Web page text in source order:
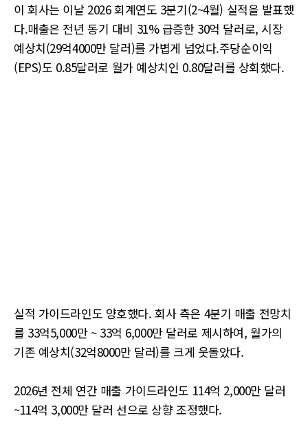
이 회사는 이날 2026 회계연도 3분기(2~4월) 실적을 발표했
다.매출은 전년 동기 대비 31% 급증한 30억 달러로, 시장
예상치(29억4000만 달러)를 가볍게 넘었다.주당순이익
(EPS)도 0.85달러로 월가 예상치인 0.80달러를 상회했다.
실적 가이드라인도 양호했다. 회사 측은 4분기 매출 전망치
를 33억5,000만 ~ 33억 6,000만 달러로 제시하여, 월가의
기존 예상치(32억8000만 달러)를 크게 웃돌았다.
2026년 전체 연간 매출 가이드라인도 114억 2,000만 달러
~114억 3,000만 달러 선으로 상향 조정했다.